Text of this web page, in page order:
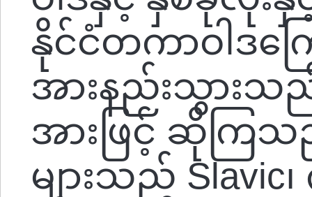
နိုင်ငံတကာဝါဒက
အားနည်းသွား
အားဖြင့် ဆိုကြ
များသည် Slavic